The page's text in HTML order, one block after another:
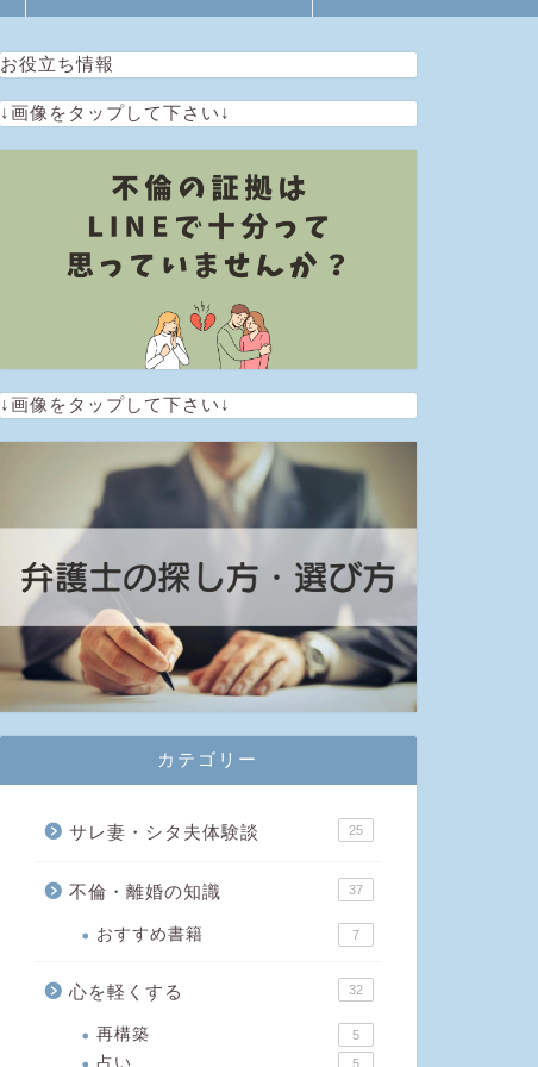
お役立ち情報
↓画像をタップして下さい↓
↓画像をタップして下さい↓
カテゴリー
サレ妻・シタ夫体験談 25
不倫・離婚の知識 37
おすすめ書籍 7
心を軽くする 32
再構築 5
占い 5